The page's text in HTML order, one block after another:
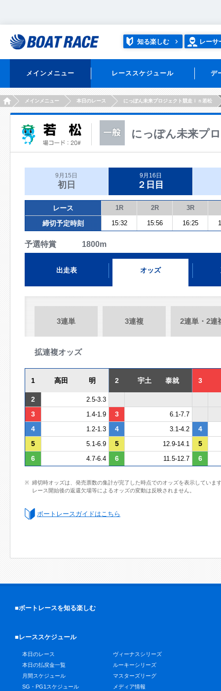
知る楽しむ レーサ
メインメニュー レーススケジュール デ
HOMEメインメニュー 本日のレース にっぽん未来プロジェクト競走ｉｎ若松
にっぽん未来プ
9月15日
初日
9月16日
２日目
レース 1R 2R 3R
締切予定時刻 15:32 15:56 16:25
予選特賞 1800m
出走表 オッズ
3連単 3連複 2連単・2連
拡連複オッズ
1 高田 明 2 宇土 泰就 3
2 2.5-3.3
3 1.4-1.9 3 6.1-7.7
4 1.2-1.3 4 3.1-4.2
4
5
5.1-6.9 5 12.9-14.1
5
6
4.7-6.4 6 11.5-12.7 6
締切時オッズは、発売票数の集計が完了した時点でのオッズを表示していま
レース開始後の返還欠場等によるオッズの変動は反映されません。
ボートレースガイドはこちら
■ボートレースを知る楽しむ
■レーススケジュール
本日のレース
本日の払戻金一覧
月間スケジュール
SG・PG1スケジュール
ヴィーナスシリーズ
ルーキーシリーズ
マスターズリーグ
メディア情報